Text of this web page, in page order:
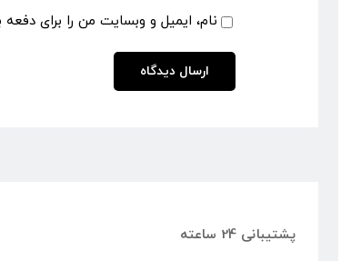
نام، ایمیل و وبسایت من را برای دفعه
پشتیبانی 24 ساعته